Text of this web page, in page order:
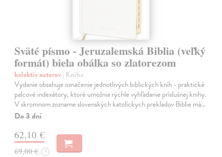
Sväté písmo - Jeruzalemská Biblia (veľký
formát) biela obálka so zlatorezom
kolektív autorov| Kniha
Vydanie obsahuje označenie jednotlivých biblických kníh - praktické
palcové indexátory, ktoré umožnia rýchle vyhľadanie príslušnej knihy.
V skromnom zozname slovenských katolíckych prekladov Biblie má…
Do 3 dní
62,10 €
69,00 € ?